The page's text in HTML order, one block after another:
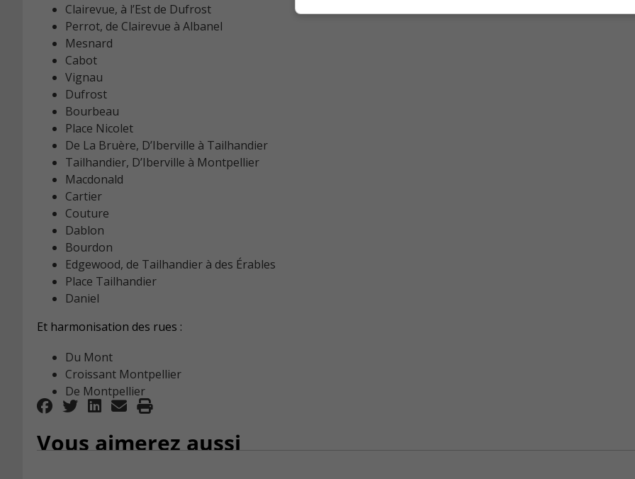
Clairevue, à l’Est de Dufrost
Perrot, de Clairevue à Albanel
Mesnard
Cabot
Vignau
Dufrost
Bourbeau
Place Nicolet
De La Bruère, D’Iberville à Tailhandier
Tailhandier, D’Iberville à Montpellier
Macdonald
Cartier
Couture
Dablon
Bourdon
Edgewood, de Tailhandier à des Érables
Place Tailhandier
Daniel
Et harmonisation des rues :
Du Mont
Croissant Montpellier
De Montpellier
Vous aimerez aussi